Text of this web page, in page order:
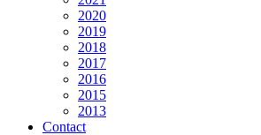
2020
2019
2018
2017
2016
2015
2013
Contact